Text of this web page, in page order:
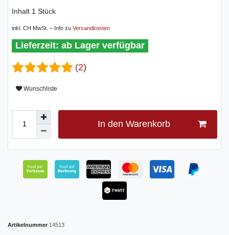
Inhalt 1 Stück
inkl. CH MwSt. – Info zu Versandkosten
ab Lager verfügbar
(2)
Wunschliste
In den Warenkorb
Artikelnummer 14513